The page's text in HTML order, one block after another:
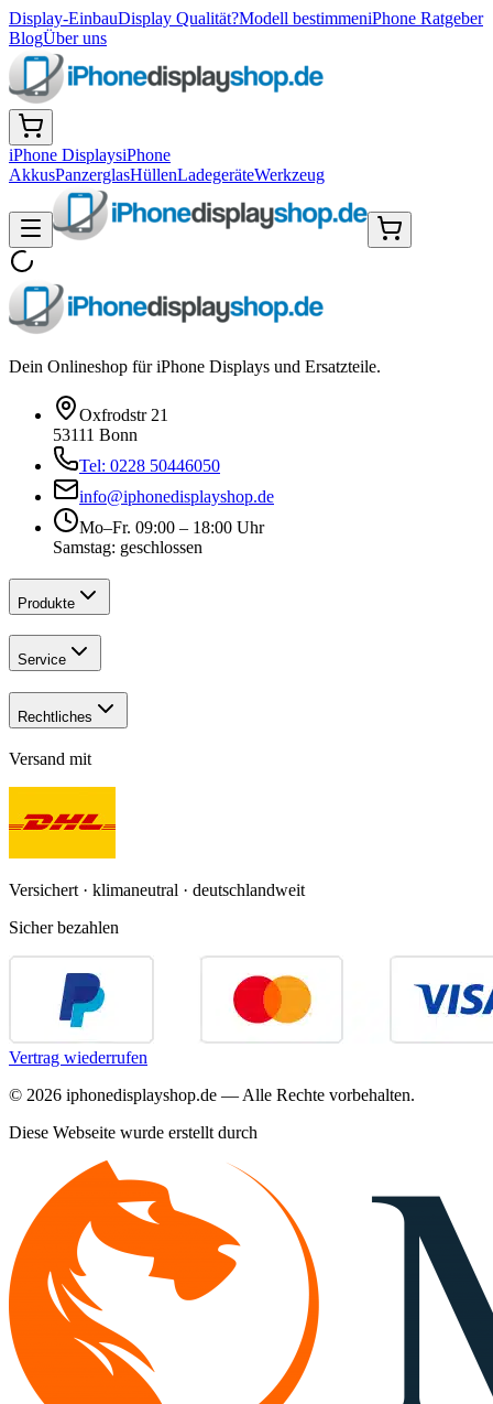
Display-EinbauDisplay Qualität?Modell bestimmeniPhone Ratgeber
BlogÜber uns
iPhone DisplaysiPhone
AkkusPanzerglasHüllenLadegeräteWerkzeug
Dein Onlineshop für iPhone Displays und Ersatzteile.
Oxfrodstr 21
53111 Bonn
Tel: 0228 50446050
info@iphonedisplayshop.de
Mo–Fr. 09:00 – 18:00 Uhr
Samstag: geschlossen
Produkte
Service
Rechtliches
Versand mit
Versichert · klimaneutral · deutschlandweit
Sicher bezahlen
Vertrag wiederrufen
© 2026 iphonedisplayshop.de — Alle Rechte vorbehalten.
Diese Webseite wurde erstellt durch